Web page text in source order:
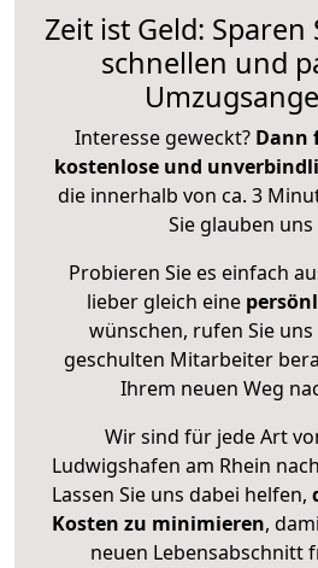
Zeit ist Geld: Sparen
schnellen und
Interesse geweckt? Dann
kostenlose und
die innerhalb von ca. 3
Sie glauben
Probieren Sie es einfach
lieber gleich eine
wünschen, rufen Sie
geschulten Mitarbeiter
Ihrem neuen Weg
Wir sind für jede Art
Ludwigshafen am Rhein
Lassen Sie uns dabei helfen,
Kosten zu minimieren,
neuen Lebensabschnitt